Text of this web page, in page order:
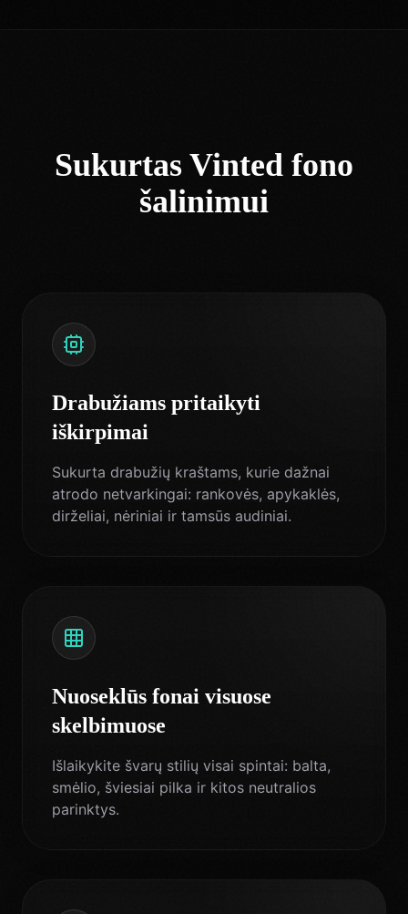
Sukurtas Vinted fono
šalinimui
Drabužiams pritaikyti
iškirpimai
Sukurta drabužių kraštams, kurie dažnai
atrodo netvarkingai: rankovės, apykaklės,
dirželiai, nėriniai ir tamsūs audiniai.
Nuoseklūs fonai visuose
skelbimuose
Išlaikykite švarų stilių visai spintai: balta,
smėlio, šviesiai pilka ir kitos neutralios
parinktys.